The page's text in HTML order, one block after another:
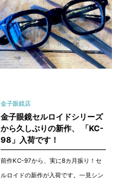
金子眼鏡店
金子眼鏡セルロイドシリーズ
から久しぶりの新作、 「KC-
98」入荷です！
前作KC-97から、実に8カ月振り！セ
ルロイドの新作が入荷です。一見シン